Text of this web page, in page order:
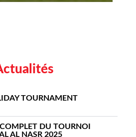
TOURNAMENT
DU TOURNOI
AL NASR 2025